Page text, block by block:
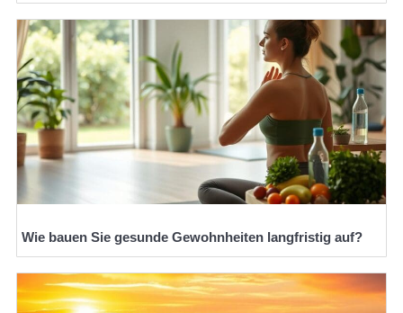
Wie bauen Sie gesunde Gewohnheiten langfristig auf?